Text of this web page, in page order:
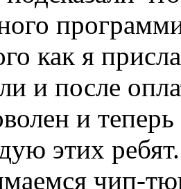
как я
и после
и
этих
чип-